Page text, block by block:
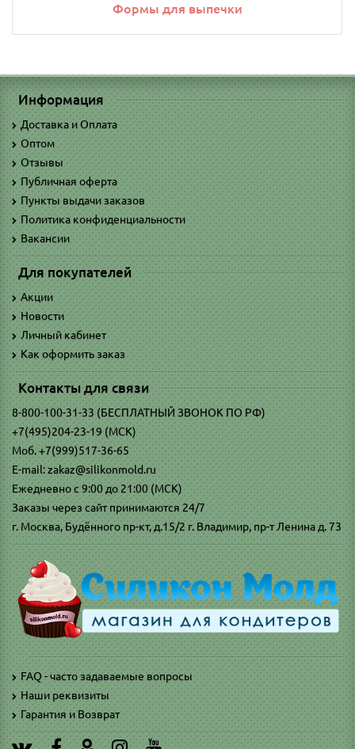
Формы для выпечки
Информация
Доставка и Оплата
Оптом
Отзывы
Публичная оферта
Пункты выдачи заказов
Политика конфиденциальности
Вакансии
Для покупателей
Акции
Новости
Личный кабинет
Как оформить заказ
Контакты для связи
8-800-100-31-33 (БЕСПЛАТНЫЙ ЗВОНОК ПО РФ)
+7(495)204-23-19 (МСК)
Моб. +7(999)517-36-65
E-mail: zakaz@silikonmold.ru
Ежедневно с 9:00 до 21:00 (МСК)
Заказы через сайт принимаются 24/7
г. Москва, Будённого пр-кт, д.15/2 г. Владимир, пр-т Ленина д. 73
FAQ - часто задаваемые вопросы
Наши реквизиты
Гарантия и Возврат